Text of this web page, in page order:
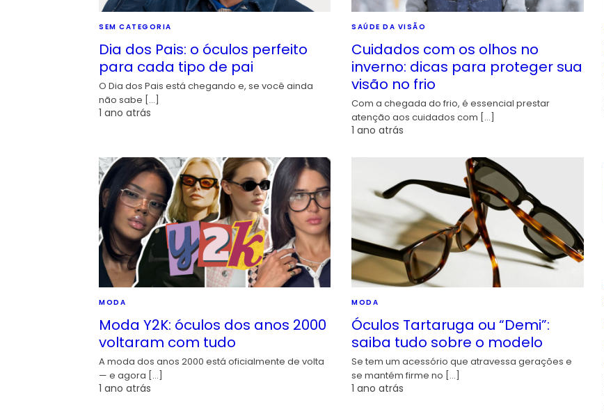
SEM CATEGORIA
Dia dos Pais: o óculos perfeito
para cada tipo de pai
O Dia dos Pais está chegando e, se você ainda
não sabe […]
1 ano atrás
SAÚDE DA VISÃO
Cuidados com os olhos no
inverno: dicas para proteger sua
visão no frio
Com a chegada do frio, é essencial prestar
atenção aos cuidados com […]
1 ano atrás
MODA
Moda Y2K: óculos dos anos 2000
voltaram com tudo
A moda dos anos 2000 está oficialmente de volta
— e agora […]
1 ano atrás
MODA
Óculos Tartaruga ou “Demi”:
saiba tudo sobre o modelo
Se tem um acessório que atravessa gerações e
se mantém firme no […]
1 ano atrás